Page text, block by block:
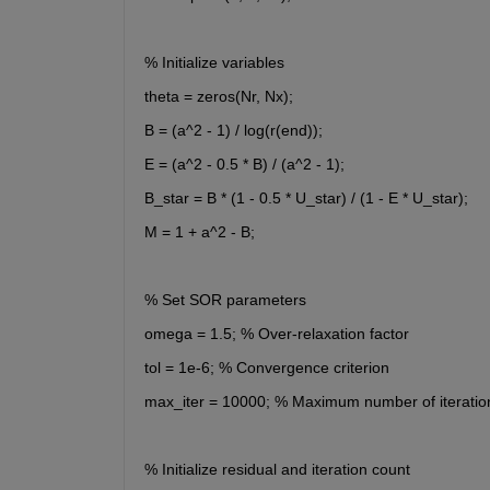
% Initialize variables
theta = zeros(Nr, Nx);
B = (a^2 - 1) / log(r(end));
E = (a^2 - 0.5 * B) / (a^2 - 1);
B_star = B * (1 - 0.5 * U_star) / (1 - E * U_star);
M = 1 + a^2 - B;
% Set SOR parameters
omega = 1.5; % Over-relaxation factor
tol = 1e-6; % Convergence criterion
max_iter = 10000; % Maximum number of
% Initialize residual and iteration count